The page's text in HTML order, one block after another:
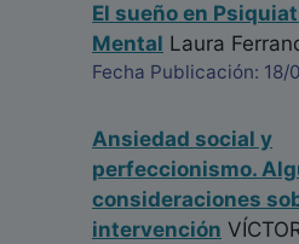
El sueño en
Mental Laura
Fecha Publicación: 18/
Ansiedad social y
perfeccionismo.
consideraciones
intervención